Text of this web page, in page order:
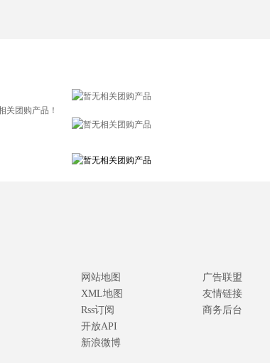
网站地图
XML地图
Rss订阅
开放API
新浪微博
广告联盟
友情链接
商务后台